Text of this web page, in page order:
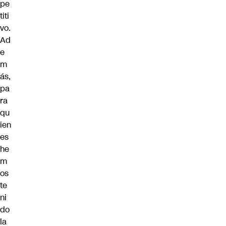
pe
titi
vo.
Ad
e
m
ás,
pa
ra
qu
ien
es
he
m
os
te
ni
do
la